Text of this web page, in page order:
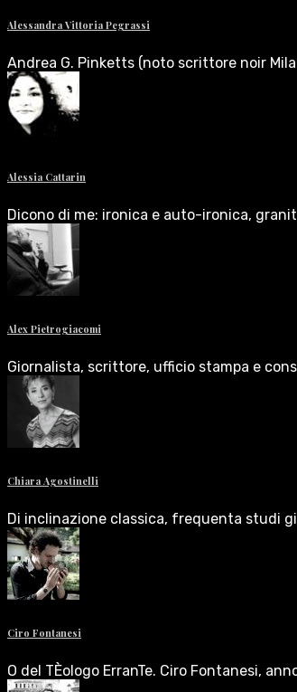
Alessandra Vittoria Pegrassi
Andrea G. Pinketts (noto scrittore noir
Alessia Cattarin
Dicono di me: ironica e auto-ironica,
Alex Pietrogiacomi
Giornalista, scrittore, ufficio stampa e
Chiara Agostinelli
Di inclinazione classica, frequenta studi
Ciro Fontanesi
O del TÈologo ErranTe. Ciro Fontanesi,